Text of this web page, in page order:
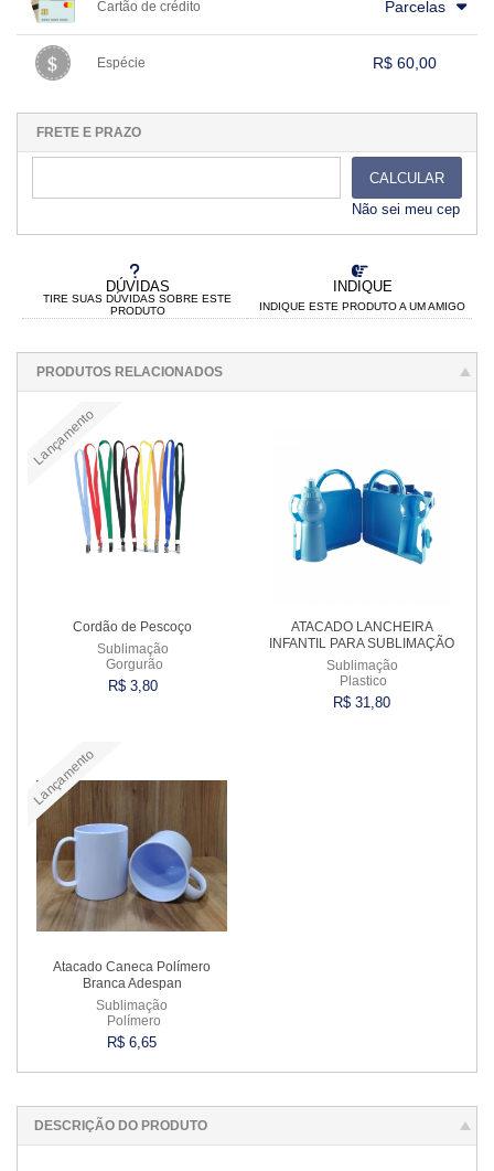
DÚVIDAS
TIRE SUAS DÚVIDAS SOBRE ESTE
PRODUTO
INDIQUE
INDIQUE ESTE PRODUTO A UM AMIGO
..
Cartão de crédito Parcelas
...
Espécie R$ 60,00
..
...
FRETE E PRAZO
CALCULAR
Não sei meu cep
PRODUTOS RELACIONADOS
Lançamento
Cordão de Pescoço
Sublimação
Gorgurão
R$ 3,80
ATACADO LANCHEIRA
INFANTIL PARA SUBLIMAÇÃO
Sublimação
Plastico
R$ 31,80
Lançamento
Atacado Caneca Polímero
Branca Adespan
Sublimação
Polímero
R$ 6,65
DESCRIÇÃO DO PRODUTO